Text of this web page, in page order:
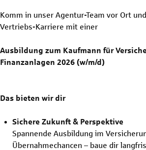
Komm in unser Agentur-Team vor Ort
Vertriebs-Karriere mit einer
Ausbildung zum Kaufmann für
Finanzanlagen 2026 (w/m/d)
Das bieten wir dir
Sichere Zukunft & Perspektive
Spannende Ausbildung im
Übernahmechancen – baue dir